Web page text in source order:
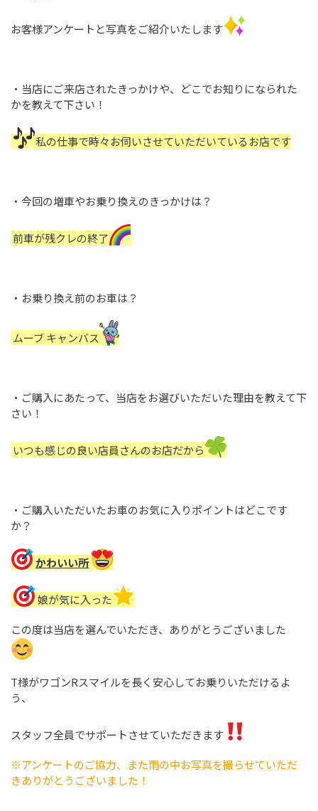
お客様アンケートと写真をご紹介いたします
・当店にご来店されたきっかけや、どこでお知りになられた
かを教えて下さい！
私の仕事で時々お伺いさせていただいているお店です
・今回の増車やお乗り換えのきっかけは？
前車が残クレの終了
・お乗り換え前のお車は？
ムーブ キャンバス
・ご購入にあたって、当店をお選びいただいた理由を教えて下
さい！
いつも感じの良い店員さんのお店だから
・ご購入いただいたお車のお気に入りポイントはどこです
か？
かわいい所
娘が気に入った
この度は当店を選んでいただき、ありがとうございました
T様がワゴンRスマイルを長く安心してお乗りいただけるよ
う、
スタッフ全員でサポートさせていただきます
※アンケートのご協力、また雨の中お写真を撮らせていただ
きありがとうございました！